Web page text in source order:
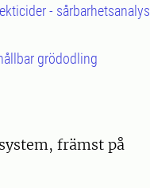
- sårbarhetsanalys
grödodling
främst på